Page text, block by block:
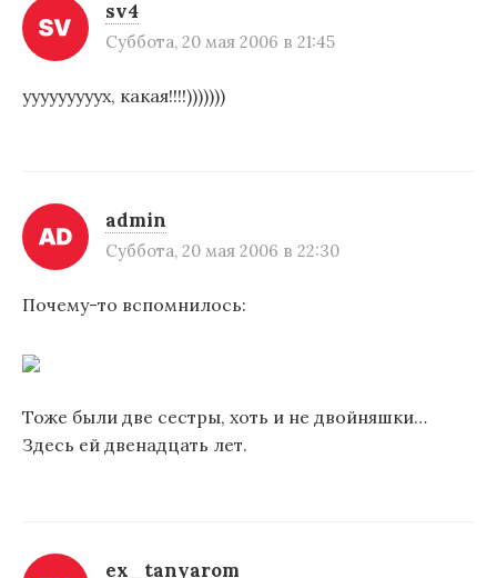
и
я
п
а
п
я
м
sv4
Суббота, 20 мая 2006 в 21:45
ууууууууух, какая!!!!)))))))
admin
Суббота, 20 мая 2006 в 22:30
Почему-то вспомнилось:
Тоже были две сестры, хоть и не двойняшки…
Здесь ей двенадцать лет.
ex_tanyarom